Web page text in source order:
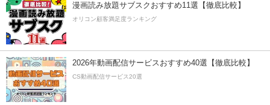
漫画読み放題サブスクおすすめ11選【徹底比較】
オリコン顧客満足度ランキング
2026年動画配信サービスおすすめ40選【徹底比較】
CS動画配信サービス20選